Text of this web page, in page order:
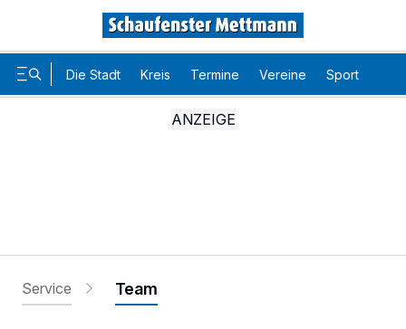
Die Stadt Kreis Termine Vereine Sport
Service Team